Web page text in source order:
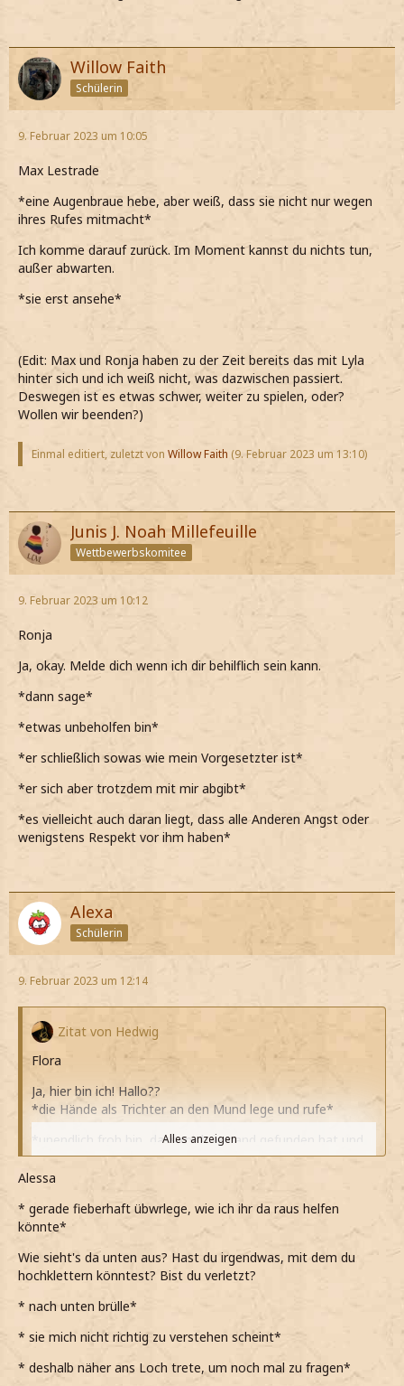
Willow Faith
Schülerin
9. Februar 2023 um 10:05
Max Lestrade
*eine Augenbraue hebe, aber weiß, dass sie nicht nur wegen
ihres Rufes mitmacht*
Ich komme darauf zurück. Im Moment kannst du nichts tun,
außer abwarten.
*sie erst ansehe*
(Edit: Max und Ronja haben zu der Zeit bereits das mit Lyla
hinter sich und ich weiß nicht, was dazwischen passiert.
Deswegen ist es etwas schwer, weiter zu spielen, oder?
Wollen wir beenden?)
Einmal editiert, zuletzt von Willow Faith (9. Februar 2023 um 13:10)
Junis J. Noah Millefeuille
Wettbewerbskomitee
9. Februar 2023 um 10:12
Ronja
Ja, okay. Melde dich wenn ich dir behilflich sein kann.
*dann sage*
*etwas unbeholfen bin*
*er schließlich sowas wie mein Vorgesetzter ist*
*er sich aber trotzdem mit mir abgibt*
*es vielleicht auch daran liegt, dass alle Anderen Angst oder
wenigstens Respekt vor ihm haben*
Alexa
Schülerin
9. Februar 2023 um 12:14
Zitat von Hedwig
Flora
Ja, hier bin ich! Hallo??
*die Hände als Trichter an den Mund lege und rufe*
*unendlich froh bin, dass mich jemand gefunden hat und
ich doch nicht in diesem elenden Loch verrotten muss*
*die Person am Schacht etwas murmelt, das nicht
verstehe, aber gleich darauf Licht die Höhle durchflutet*
*mich umsehe und staune, als sehe, wie riesig der Raum
ist*
habe, als mein Blick darauf fällt*
Eine Venemosa Tentacula...
*vor mir hinmurmle, während das riesige Gewächs an den
Alles anzeigen
Alessa
* gerade fieberhaft übwrlege, wie ich ihr da raus helfen
könnte*
Wie sieht's da unten aus? Hast du irgendwas, mit dem du
hochklettern könntest? Bist du verletzt?
* nach unten brülle*
* sie mich nicht richtig zu verstehen scheint*
* deshalb näher ans Loch trete, um noch mal zu fragen*